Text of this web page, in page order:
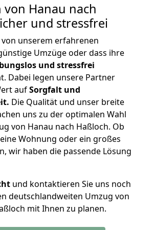
von Hanau nach
und stressfrei
unserem erfahrenen
Umzüge oder dass ihre
und stressfrei
Dabei legen unsere Partner
aufSorgfalt und
Die Qualität und unser breite
uns zu der optimalen Wahl
von Hanau nach Haßloch. Ob
Wohnung oder ein großes
wir haben die passende Lösung
und kontaktieren Sie uns noch
deutschlandweiten Umzug von
mit Ihnen zu planen.